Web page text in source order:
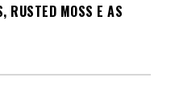
RUSTED MOSS E AS